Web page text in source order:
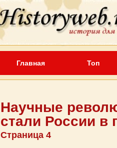
Главная Топ
Научные
cтали России в
Страница 4